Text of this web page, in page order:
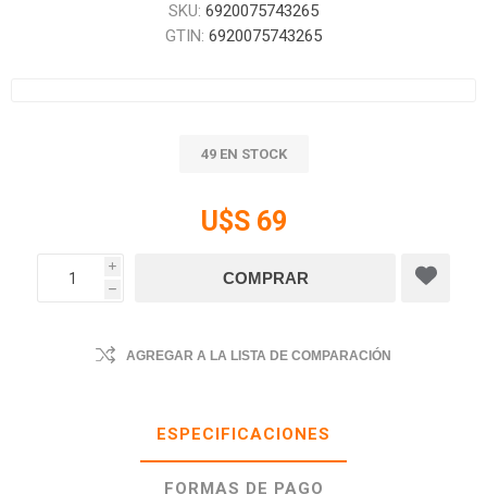
SKU: 6920075743265
GTIN: 6920075743265
49 EN STOCK
U$S 69
i
h
AGREGAR A LA LISTA DE COMPARACIÓN
ESPECIFICACIONES
FORMAS DE PAGO